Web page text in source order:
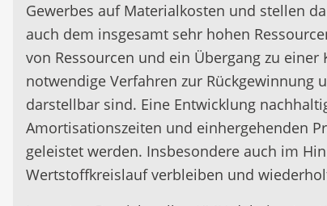
Gewerbes auf Materialkosten und stellen
auch dem insgesamt sehr hohen
von Ressourcen und ein Übergang zu
notwendige Verfahren zur
darstellbar sind. Eine Entwicklung
Amortisationszeiten und einhergehenden
geleistet werden. Insbesondere auch im
Wertstoffkreislauf verbleiben und